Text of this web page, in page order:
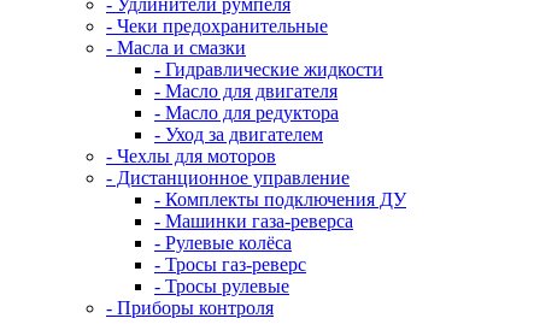
- Чеки предохранительные
- Масла и смазки
- Гидравлические жидкости
- Масло для двигателя
- Масло для редуктора
- Уход за двигателем
- Чехлы для моторов
- Дистанционное управление
- Комплекты подключения ДУ
- Машинки газа-реверса
- Рулевые колёса
- Тросы газ-реверс
- Тросы рулевые
- Приборы контроля